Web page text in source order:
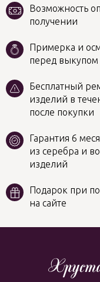
Бесплатный
изделий в
после покупки
Примерка и
перед выкупом
Гарантия 6
из серебра и
изделий
Возможность
получении
Подарок при
на сайте